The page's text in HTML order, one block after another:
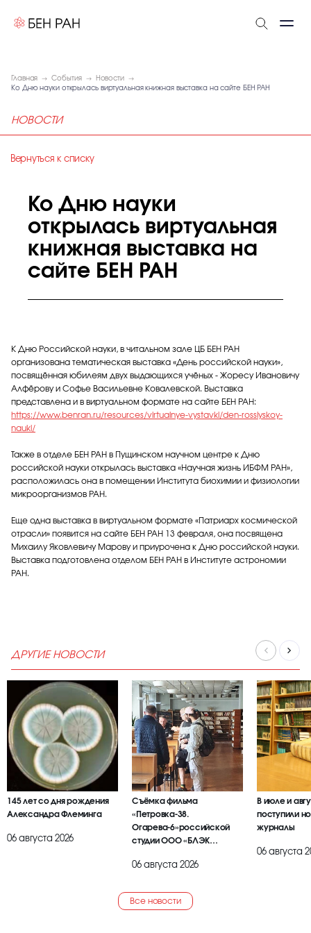
Главная События
Новости
Ко Дню науки открылась виртуальная книжная выставка на сайте БЕН РАН
НОВОСТИ
Вернуться к списку
Ко Дню науки
открылась виртуальная
книжная выставка на
сайте БЕН РАН
К Дню Российской науки, в читальном зале ЦБ БЕН РАН
организована тематическая выставка «День российской науки»,
посвящённая юбилеям двух выдающихся учёных - Жоресу Ивановичу
Алфёрову и Софье Васильевне Ковалевской. Выставка
представлена и в виртуальном формате на сайте БЕН РАН:
https://www.benran.ru/resources/virtualnye-vystavki/den-rossiyskoy-
nauki/
Также в отделе БЕН РАН в Пущинском научном центре к Дню
российской науки открылась выставка «Научная жизнь ИБФМ РАН»,
расположилась она в помещении Института биохимии и физиологии
микроорганизмов РАН.
Еще одна выставка в виртуальном формате «Патриарх космической
отрасли» появится на сайте БЕН РАН 13 февраля, она посвящена
Михаилу Яковлевичу Марову и приурочена к Дню российской науки.
Выставка подготовлена отделом БЕН РАН в Институте астрономии
РАН.
ДРУГИЕ НОВОСТИ
145 лет со дня рождения
Александра Флеминга
06 августа 2026
Съёмка фильма
«Петровка-38.
Огарева-6»российской
студии ООО «БЛЭК
06 августа 2026
В июле и
поступили
журналы
06 августа
Все новости